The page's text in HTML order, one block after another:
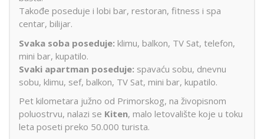
Takođe poseduje i lobi bar, restoran, fitness i spa
centar, bilijar.
Svaka soba poseduje: klimu, balkon, TV Sat, telefon,
mini bar, kupatilo.
Svaki apartman poseduje: spavaću sobu, dnevnu
sobu, klimu, sef, balkon, TV Sat, mini bar, kupatilo.
Pet kilometara južno od Primorskog, na živopisnom
poluostrvu, nalazi se Kiten, malo letovalište koje u toku
leta poseti preko 50.000 turista.